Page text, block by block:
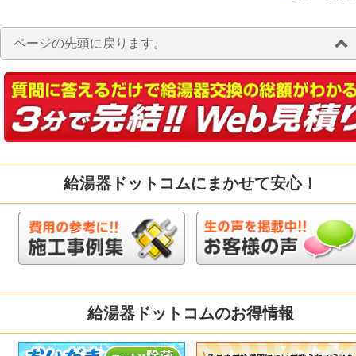
ページの先頭に戻ります。
給湯器ドットコムにまかせて安心！
給湯器ドットコムのお得情報